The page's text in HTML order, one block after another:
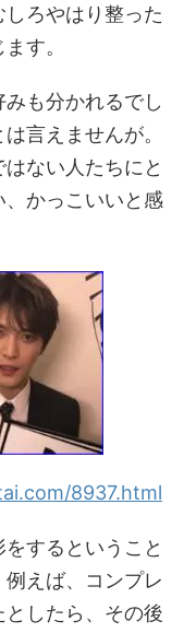
ろやはり整った
す。
も分かれるでし
言えませんが。
ない人たちにと
かっこいいと感
8937.html
するということ
えば、コンプレ
したら、その後